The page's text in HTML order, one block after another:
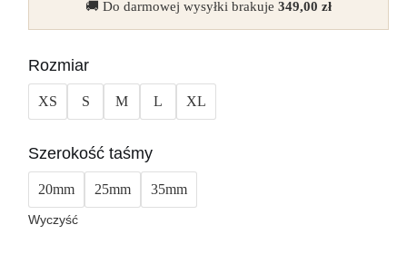
🚚 Do darmowej wysyłki brakuje349,00zł
Rozmiar
XS S M L XL
Szerokość taśmy
20mm 25mm 35mm
Wyczyść